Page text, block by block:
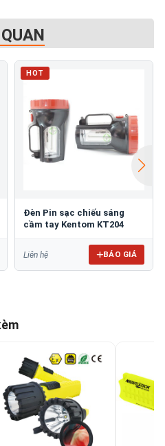
HOT
Đèn Pin sạc chiếu sáng
cầm tay Kentom KT204
Liên hệ BÁO GIÁ